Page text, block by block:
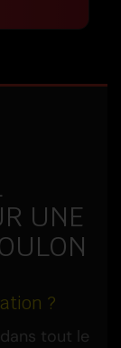
UNE
?
tout le